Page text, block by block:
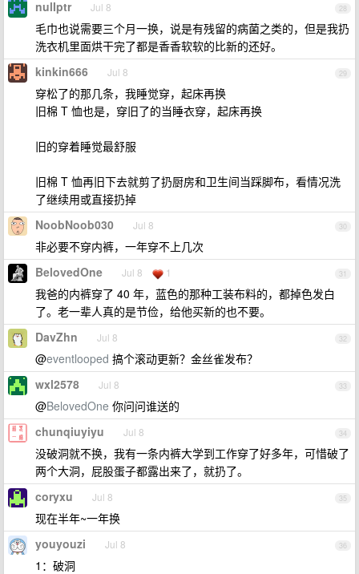
28
nulIptr Jul 8
毛巾也说需要三个月一换，说是有残留的病菌之类的，但是我扔
洗衣机里面烘干完了都是香香软软的比新的还好。
29
kinkin666 Jul 8
穿松了的那几条，我睡觉穿，起床再换
旧棉 T 恤也是，穿旧了的当睡衣穿，起床再换
旧的穿着睡觉最舒服
旧棉 T 恤再旧下去就剪了扔厨房和卫生间当踩脚布，看情况洗
了继续用或直接扔掉
30
NoobNoob030 Jul 8
非必要不穿内裤，一年穿不上几次
31
BelovedOne Jul 8 1
我爸的内裤穿了 40 年，蓝色的那种工装布料的，都掉色发白
了。老一辈人真的是节俭，给他买新的也不要。
32
DavZhn Jul 8
@eventlooped 搞个滚动更新？金丝雀发布？
33
wxl2578 Jul 8
@BelovedOne 你问问谁送的
34
chunqiuyiyu Jul 8
没破洞就不换，我有一条内裤大学到工作穿了好多年，可惜破了
两个大洞，屁股蛋子都露出来了，就扔了。
35
coryxu Jul 8
现在半年~一年换
36
youyouzi Jul 8
1：破洞